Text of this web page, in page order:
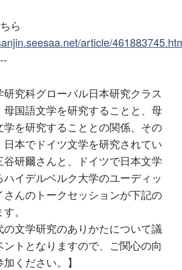
ら
article/
研究科グローバル日本研究クラス
母国語文学を研究することと、母
学を研究することとの関係、その
日本でドイツ文学を研究されてい
谷研爾さんと、ドイツで日本文学
ハイデルベルク大学のユーディッ
さんのトークセッションが下記の
。
の文学研究のありかたについて議
トとなりますので、ご関心の向
ください。】